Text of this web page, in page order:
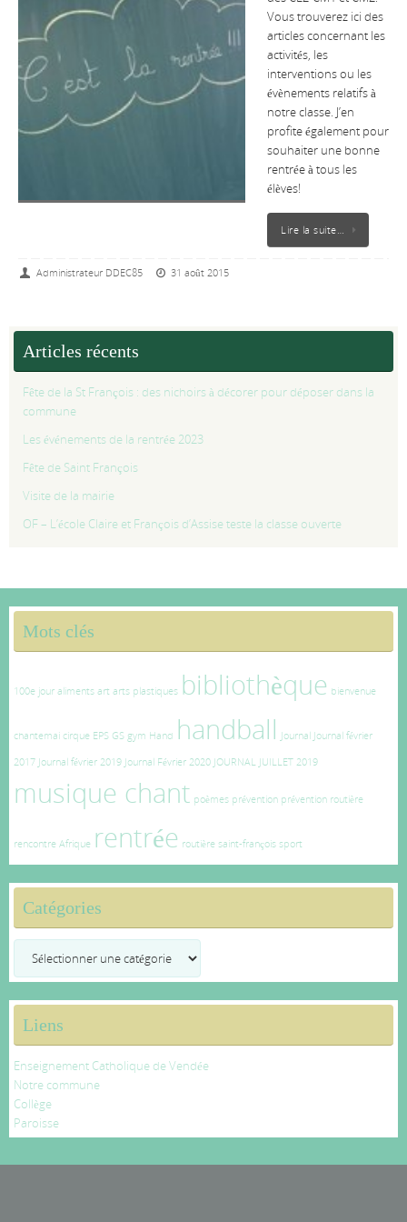
Vous trouverez ici des
articles concernant les
activités, les
interventions ou les
évènements relatifs à
notre classe. J’en
profite également pour
souhaiter une bonne
rentrée à tous les
élèves!
Lire la suite…
Administrateur DDEC85 31 août 2015
Articles récents
Fête de la St François : des nichoirs à décorer pour déposer dans la
commune
Les événements de la rentrée 2023
Fête de Saint François
Visite de la mairie
OF – L’école Claire et François d’Assise teste la classe ouverte
Mots clés
100e jour aliments art arts plastiques bibliothèque bienvenue
chantemai cirque EPS GS gym Hand handball Journal Journal février
2017 Journal février 2019 Journal Février 2020 JOURNAL JUILLET 2019
musique chant poèmes prévention prévention routière
rencontre Afrique rentrée routière saint-françois sport
Catégories
Liens
Enseignement Catholique de Vendée
Notre commune
Collège
Paroisse